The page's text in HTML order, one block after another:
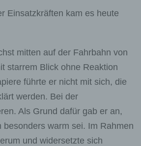
Einsatzkräften kam es heute
mitten auf der Fahrbahn von
starrem Blick ohne Reaktion
führte er nicht mit sich, die
werden. Bei der
Als Grund dafür gab er an,
warm sei. Im Rahmen
und widersetzte sich